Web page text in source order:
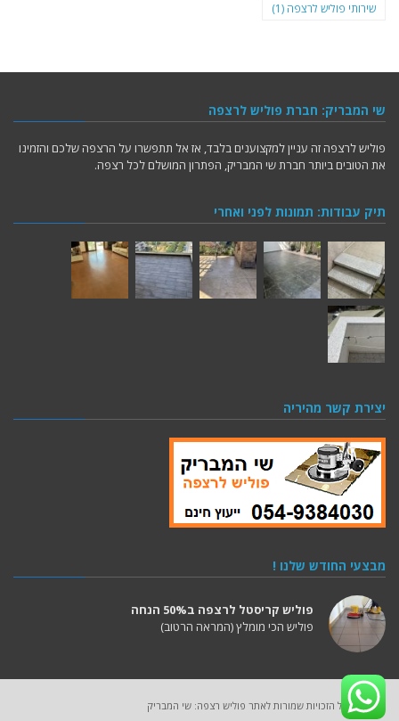
שירותי פוליש לרצפה (1)
שי המבריק: חברת פוליש לרצפה
פוליש לרצפה זה עניין למקצוענים בלבד, אז אל תתפשרו על הרצפה שלכם והזמינו
את הטובים ביותר חברת שי המבריק, הפתרון המושלם לכל רצפה.
תיק עבודות: תמונות לפני ואחרי
יצירת קשר מהיריה
מבצעי החודש שלנו !
פוליש קריסטל לרצפה ב50% הנחה
פוליש הכי מומלץ (המראה הרטוב)
2025 (C) כל הזכויות שמורות לאתר פוליש רצפה: שי המבריק